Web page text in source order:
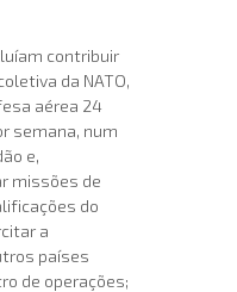
contribuir
da NATO,
aérea 24
semana, num
e,
missões de
do
a
países
de operações;